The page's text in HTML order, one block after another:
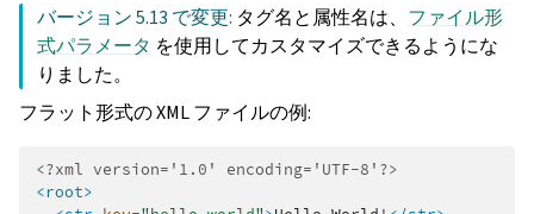
バージョン 5.13 で変更: タグ名と属性名は、 ファイル形
式パラメータ を使用してカスタマイズできるようにな
りました。
フラット形式の XML ファイルの例:
<?xml version='1.0' encoding='UTF-8'?>
<root>